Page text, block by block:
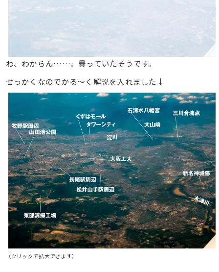
わ、わからん……。曇っていたそうです。
せっかくなのでかる〜く解説を入れました↓
（クリックで拡大できます）